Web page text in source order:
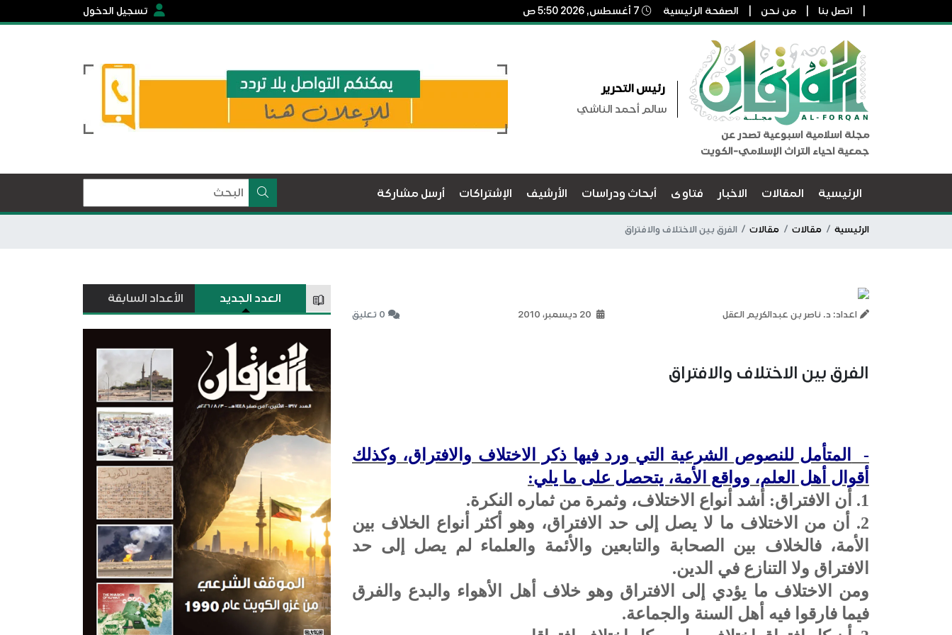
اتصل بنا من نحن الصفحة الرئيسية تسجيل الدخول
مجلة اسلامية اسبوعية تصدر عن
جمعية احياء التراث الإسلامي-الكويت
رئيس التحرير
سالم أحمد الناشي
الرئيسية المقالات الاخبار فتاوى أبحاث ودراسات الأرشيف الإشتراكات أرسل مشاركة
الرئيسية مقالات مقالات الفرق بين الاختلاف والافتراق
اعداد: د. ناصر بن عبدالكريم العقل 0 تعليق
الفرق بين الاختلاف والافتراق
-
المتأمل للنصوص الشرعية التي ورد فيها ذكر الاختلاف والافتراق، وكذلك
أقوال أهل العلم، وواقع الأمة، يتحصل على ما يلي:
1. أن الافتراق: أشد أنواع الاختلاف، وثمرة من ثماره النكرة.
2. أن من الاختلاف ما لا يصل إلى حد الافتراق، وهو أكثر أنواع الخلاف بين
الأمة، فالخلاف بين الصحابة والتابعين والأئمة والعلماء لم يصل إلى حد
الافتراق ولا التنازع في الدين.
ومن الاختلاف ما يؤدي إلى الافتراق وهو خلاف أهل الأهواء والبدع والفرق
فيما فارقوا فيه أهل السنة والجماعة.
العدد الجديد الأعداد السابقة